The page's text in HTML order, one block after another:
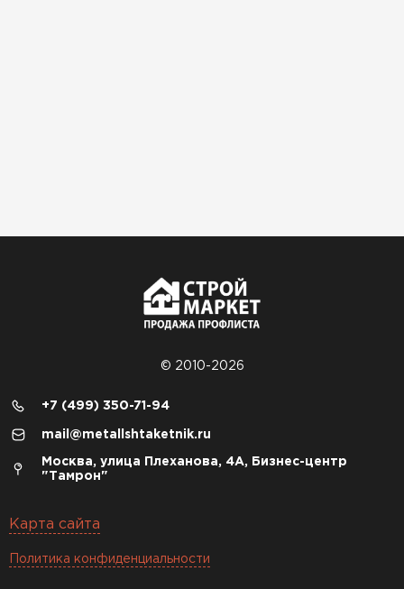
© 2010-2026
+7 (499) 350-71-94
mail@metallshtaketnik.ru
Москва, улица Плеханова, 4А, Бизнес-центр
"Тамрон"
Карта сайта
Политика конфиденциальности